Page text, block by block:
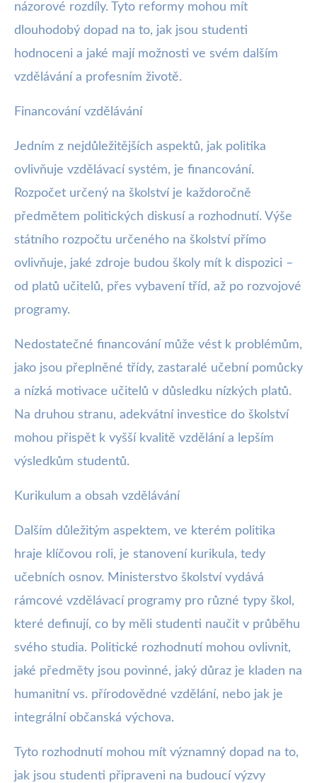
názorové rozdíly. Tyto reformy mohou mít
dlouhodobý dopad na to, jak jsou studenti
hodnoceni a jaké mají možnosti ve svém dalším
vzdělávání a profesním životě.
Financování vzdělávání
Jedním z nejdůležitějších aspektů, jak politika
ovlivňuje vzdělávací systém, je financování.
Rozpočet určený na školství je každoročně
předmětem politických diskusí a rozhodnutí. Výše
státního rozpočtu určeného na školství přímo
ovlivňuje, jaké zdroje budou školy mít k dispozici –
od platů učitelů, přes vybavení tříd, až po rozvojové
programy.
Nedostatečné financování může vést k problémům,
jako jsou přeplněné třídy, zastaralé učební pomůcky
a nízká motivace učitelů v důsledku nízkých platů.
Na druhou stranu, adekvátní investice do školství
mohou přispět k vyšší kvalitě vzdělání a lepším
výsledkům studentů.
Kurikulum a obsah vzdělávání
Dalším důležitým aspektem, ve kterém politika
hraje klíčovou roli, je stanovení kurikula, tedy
učebních osnov. Ministerstvo školství vydává
rámcové vzdělávací programy pro různé typy škol,
které definují, co by měli studenti naučit v průběhu
svého studia. Politické rozhodnutí mohou ovlivnit,
jaké předměty jsou povinné, jaký důraz je kladen na
humanitní vs. přírodovědné vzdělání, nebo jak je
integrální občanská výchova.
Tyto rozhodnutí mohou mít významný dopad na to,
jak jsou studenti připraveni na budoucí výzvy